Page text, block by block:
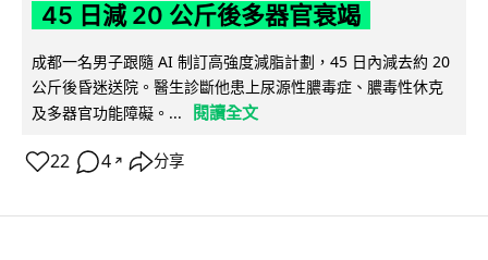
45 日減 20 公斤後多器官衰竭
成都一名男子跟隨 AI 制訂高強度減脂計劃，45 日內減去約 20
公斤後昏迷送院。醫生診斷他患上尿源性膿毒症、膿毒性休克
及多器官功能障礙。...
閱讀全文
22 4 ↗ 分享